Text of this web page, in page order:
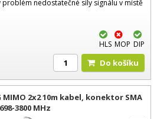
problém nedostatečné síly signálu v místě
HLS MOP DIP
Do košíku
MIMO 2x2 10m kabel, konektor SMA
698-3800 MHz